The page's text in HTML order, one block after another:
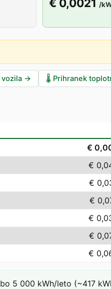
€ 0,0021 /
→ 🌡️ Prihranek
€
€
€
€
€
€
€
5 000 kWh/leto (~417